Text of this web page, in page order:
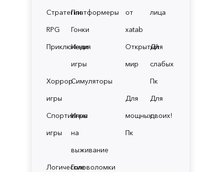
СтратегииПлатформеры
RPG
Гонки
Приключения
Инди
игры
Хоррор
игры
Симуляторы
Спортивные
игры
Игры
на
выживание
ЛогическиеГоловоломки
от
xatab
лица
Открытый
мир
Для
слабых
Пк
Для
мощных
Пк
Для
двоих!